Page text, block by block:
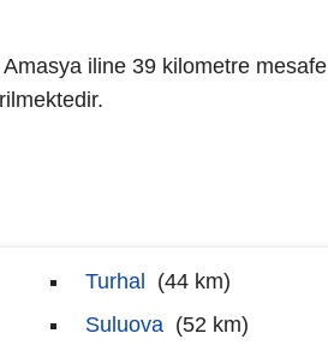
Amasya iline 39 kilometre mesafe
Turhal
(44 km)
Suluova (52 km)